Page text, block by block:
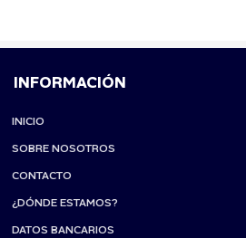
INFORMACIÓN
INICIO
SOBRE NOSOTROS
CONTACTO
¿DÓNDE ESTAMOS?
DATOS BANCARIOS